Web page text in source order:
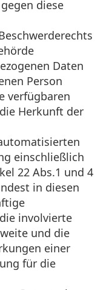
diese
Daten
Person
verfügbaren
Herkunft der
einschließlich
22 Abs.1 und 4
in diesen
involvierte
und die
einer
für die